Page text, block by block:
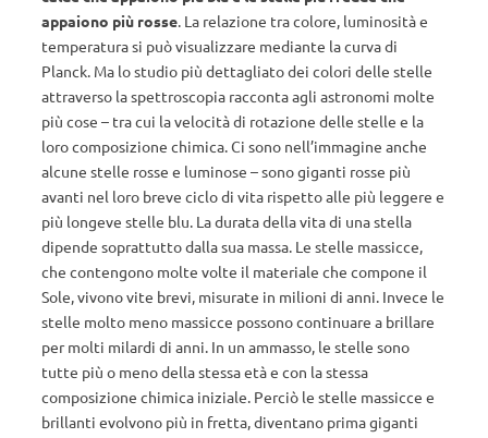
appaiono più rosse. La relazione tra colore, luminosità e
temperatura si può visualizzare mediante la curva di
Planck. Ma lo studio più dettagliato dei colori delle stelle
attraverso la spettroscopia racconta agli astronomi molte
più cose – tra cui la velocità di rotazione delle stelle e la
loro composizione chimica. Ci sono nell’immagine anche
alcune stelle rosse e luminose – sono giganti rosse più
avanti nel loro breve ciclo di vita rispetto alle più leggere e
più longeve stelle blu. La durata della vita di una stella
dipende soprattutto dalla sua massa. Le stelle massicce,
che contengono molte volte il materiale che compone il
Sole, vivono vite brevi, misurate in milioni di anni. Invece le
stelle molto meno massicce possono continuare a brillare
per molti milardi di anni. In un ammasso, le stelle sono
tutte più o meno della stessa età e con la stessa
composizione chimica iniziale. Perciò le stelle massicce e
brillanti evolvono più in fretta, diventano prima giganti